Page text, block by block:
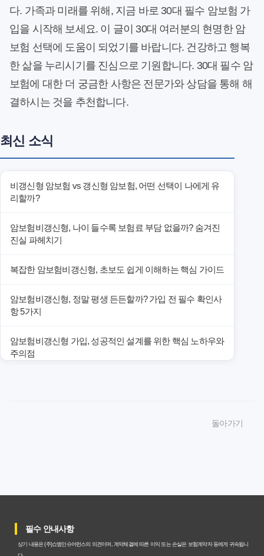
다. 가족과 미래를 위해, 지금 바로 30대 필수 암보험 가
입을 시작해 보세요. 이 글이 30대 여러분의 현명한 암
보험 선택에 도움이 되었기를 바랍니다. 건강하고 행복
한 삶을 누리시기를 진심으로 기원합니다. 30대 필수 암
보험에 대한 더 궁금한 사항은 전문가와 상담을 통해 해
결하시는 것을 추천합니다.
최신 소식
비갱신형 암보험 vs 갱신형 암보험, 어떤 선택이 나에게 유
리할까?
암보험비갱신형, 나이 들수록 보험료 부담 없을까? 숨겨진
진실 파헤치기
복잡한 암보험비갱신형, 초보도 쉽게 이해하는 핵심 가이드
암보험비갱신형, 정말 평생 든든할까? 가입 전 필수 확인사
항 5가지
암보험비갱신형 가입, 성공적인 설계를 위한 핵심 노하우와
주의점
갱신형 암보험과 비갱신형, 어떤 차이가 있을까? 내게 맞는
암보험비갱신형, 평생 고정 보험료의 숨겨진 가치와 현명한
선택 기준
돌아가기
필수 안내사항
상기 내용은 (주)쇼엠인슈어런스의 의견이며, 계약체결에 따른 이익 또는 손실은 보험계약자 등에게 귀속됩니